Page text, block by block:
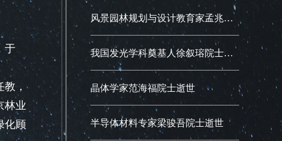
于
，
林业
化顾
风景园林规划与设计教育家孟兆祯院士逝世
我国发光学科奠基人徐叙瑢院士逝世
晶体学家范海福院士逝世
半导体材料专家梁骏吾院士逝世